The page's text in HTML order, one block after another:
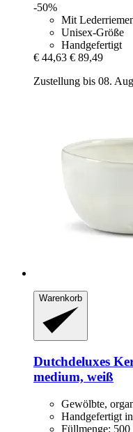
-50%
Mit
Unisex-Größe
Handgefertigt
€ 44,63 € 89,49
Zustellung bis 08.
Warenkorb
Dutchdeluxes
medium, weiß
Gewölbte,
Handgefertigt
Füllmenge: 500